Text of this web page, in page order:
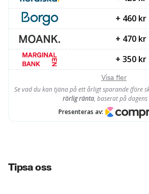
Tipsa oss